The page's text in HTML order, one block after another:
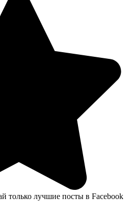
только лучшие посты в Facebook